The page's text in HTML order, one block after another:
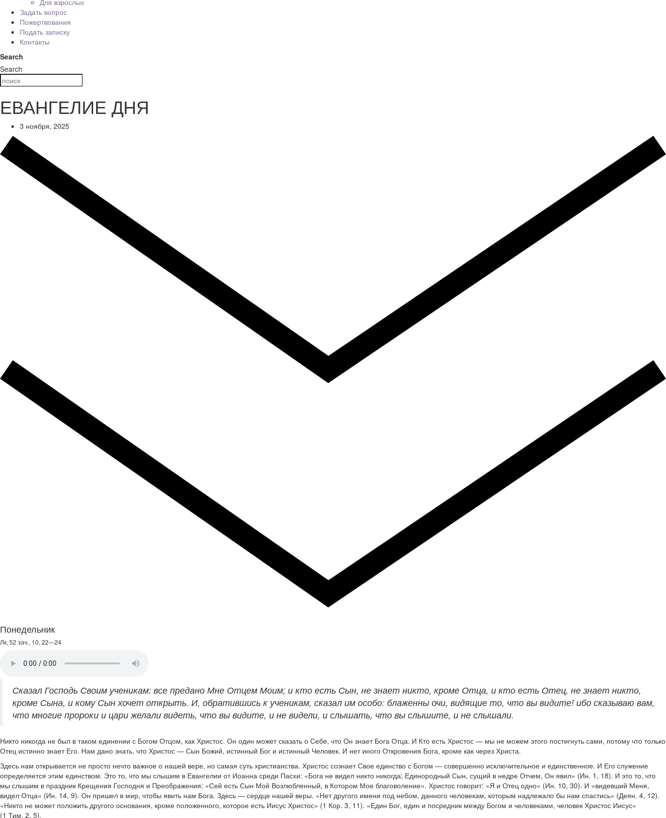
Для взрослых
Задать вопрос
Пожертвования
Подать записку
Контакты
Search
Search
ЕВАНГЕЛИЕ ДНЯ
3 ноября, 2025
Понедельник
Лк, 52 зач., 10, 22—24
Сказал Господь Своим ученикам: все предано Мне Отцем Моим; и кто есть Сын, не знает никто, кроме Отца, и кто есть Отец, не знает никто,
кроме Сына, и кому Сын хочет открыть. И, обратившись к ученикам, сказал им особо: блаженны очи, видящие то, что вы видите! ибо сказываю вам,
что многие пророки и цари желали видеть, что вы видите, и не видели, и слышать, что вы слышите, и не слышали.
Никто никогда не был в таком единении с Богом Отцом, как Христос. Он один может сказать о Себе, что Он знает Бога Отца. И Кто есть Христос — мы не можем этого постигнуть сами, потому что только
Отец истинно знает Его. Нам дано знать, что Христос — Сын Божий, истинный Бог и истинный Человек. И нет иного Откровения Бога, кроме как через Христа.
Здесь нам открывается не просто нечто важное о нашей вере, но самая суть христианства. Христос сознает Свое единство с Богом — совершенно исключительное и единственное. И Его служение
определяется этим единством. Это то, что мы слышим в Евангелии от Иоанна среди Пасхи: «Бога не видел никто никогда; Единородный Сын, сущий в недре Отчем, Он явил» (Ин. 1, 18). И это то, что
мы слышим в праздник Крещения Господня и Преображения: «Сей есть Сын Мой Возлюбленный, в Котором Мое благоволение». Христос говорит: «Я и Отец одно» (Ин. 10, 30). И «видевший Меня,
видел Отца» (Ин. 14, 9). Он пришел в мир, чтобы явить нам Бога. Здесь — сердце нашей веры. «Нет другого имени под небом, данного человекам, которым надлежало бы нам спастись» (Деян. 4, 12).
«Никто не может положить другого основания, кроме положенного, которое есть Иисус Христос» (1 Кор. 3, 11). «Един Бог, един и посредник между Богом и человеками, человек Христос Иисус»
(1 Тим. 2, 5).